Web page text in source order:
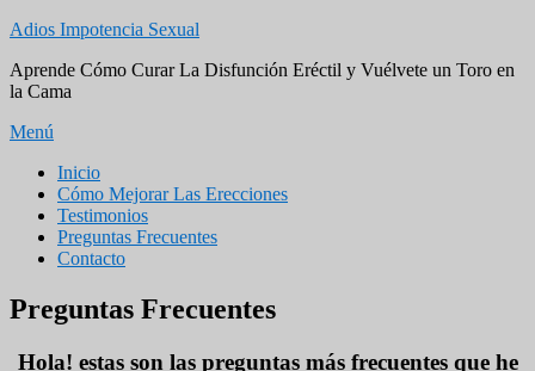
Saltar
contenido
Adios Impotencia Sexual
Aprende Cómo Curar La Disfunción Eréctil y Vuélvete un Toro en
la Cama
Menú
Menú
principal
Inicio
Cómo Mejorar Las Erecciones
Testimonios
Preguntas Frecuentes
Contacto
Preguntas Frecuentes
Hola! estas son las preguntas más frecuentes que he